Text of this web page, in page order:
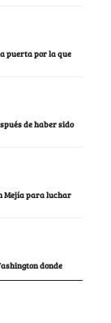
puerta por la que
de haber sido
Mejía para luchar
donde